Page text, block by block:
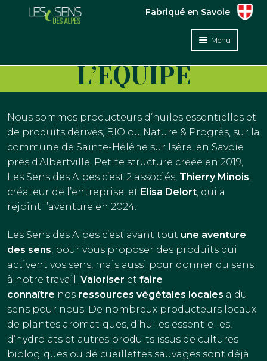
Fabriqué en Savoie
Menu
Présentation
Ouvrir
L’équipe
Notre démarche
Fabrication
Ils parlent de
nous
le
menu
enfant
Points de vente
Visites
Actualités
Ouvrir
menu
enfant
Contact
L’ÉQUIPE
Nous sommes producteurs d’huiles essentielles et
de produits dérivés, BIO ou Nature & Progrès, sur la
commune de Sainte-Hélène sur Isère, en Savoie
près d’Albertville. Petite structure créée en 2019,
Les Sens des Alpes c’est 2 associés, Thierry Minois
créateur de l’entreprise, et Elisa Delort , qui a
rejoint l’aventure en 2024.
Les Sens des Alpes c’est avant tout une aventure
des sens, pour vous proposer des produits qui
activent vos sens, mais aussi pour donner du sens
à notre travail. Valoriser et faire
connaître nos ressources végétales locales a du
sens pour nous. De nombreux producteurs locaux
de plantes aromatiques, d’huiles essentielles,
d’hydrolats et autres produits issus de cultures
biologiques ou de cueillettes sauvages sont déjà